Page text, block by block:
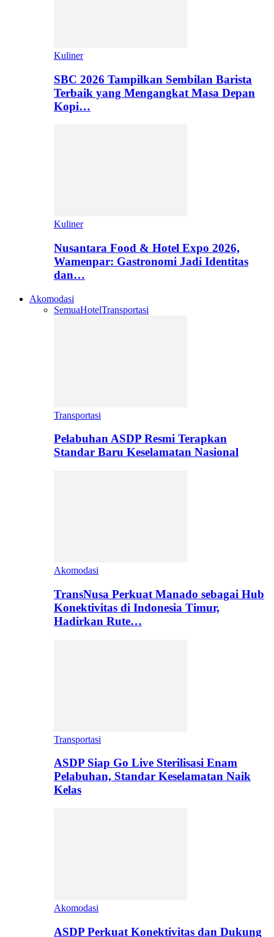
Kuliner
SBC 2026 Tampilkan Sembilan Barista
Terbaik yang Mengangkat Masa Depan
Kopi…
Kuliner
Nusantara Food & Hotel Expo 2026,
Wamenpar: Gastronomi Jadi Identitas
dan…
Akomodasi
SemuaHotelTransportasi
Transportasi
Pelabuhan ASDP Resmi Terapkan
Standar Baru Keselamatan Nasional
Akomodasi
TransNusa Perkuat Manado sebagai Hub
Konektivitas di Indonesia Timur,
Hadirkan Rute…
Transportasi
ASDP Siap Go Live Sterilisasi Enam
Pelabuhan, Standar Keselamatan Naik
Kelas
Akomodasi
ASDP Perkuat Konektivitas dan Dukung